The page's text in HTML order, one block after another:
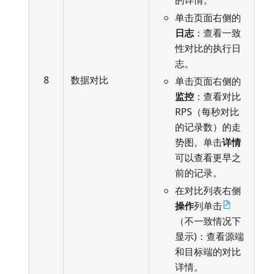
8 数据对比
单击页面右侧的
日志：查看一致
性对比的执行日
志。
单击页面右侧的
监控 ：查看对比
RPS（每秒对比
的记录数）的走
势图。单击详情
可以查看更早之
前的记录。
在对比列表右侧
操作列单击
（不一致情况下
显示)：查看源端
和目标端的对比
详情。